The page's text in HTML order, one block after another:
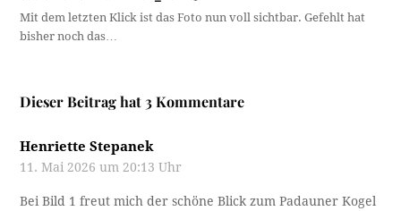
Mit dem letzten Klick ist das Foto nun voll sichtbar. Gefehlt hat
bisher noch das…
Dieser Beitrag hat 3 Kommentare
Henriette Stepanek
11. Mai 2026 um 20:13 Uhr
Bei Bild 1 freut mich der schöne Blick zum Padauner Kogel